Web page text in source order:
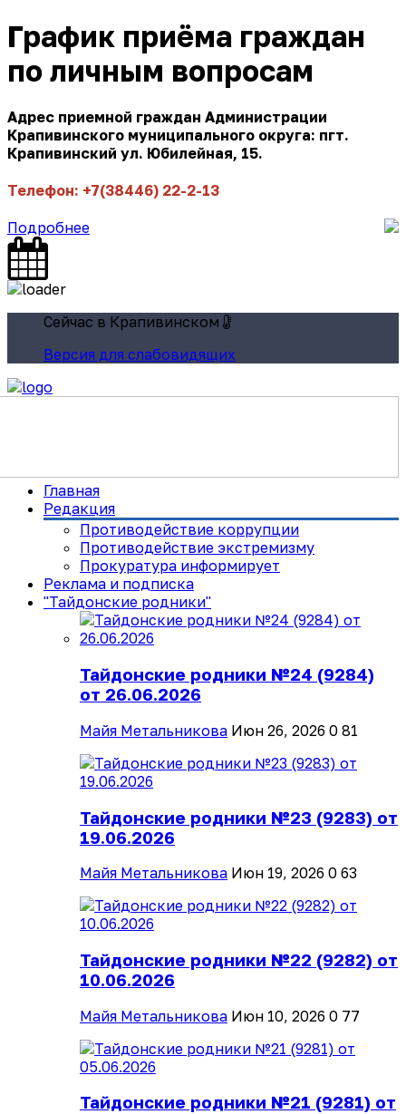
График приёма граждан
по личным вопросам
Адрес приемной граждан Администрации
Крапивинского муниципального округа: пгт.
Крапивинский ул. Юбилейная, 15.
Телефон: +7(38446) 22-2-13
Подробнее
Сейчас в Крапивинском
Версия для слабовидящих
Главная
Редакция
Противодействие коррупции
Противодействие экстремизму
Прокуратура информирует
Реклама и подписка
"Тайдонские родники"
Тайдонские родники №24 (9284)
от 26.06.2026
Майя Метальникова Июн 26, 2026 0 81
Тайдонские родники №23 (9283) от
19.06.2026
Майя Метальникова Июн 19, 2026 0 63
Тайдонские родники №22 (9282) от
10.06.2026
Майя Метальникова Июн 10, 2026 0 77
Тайдонские родники №21 (9281) от